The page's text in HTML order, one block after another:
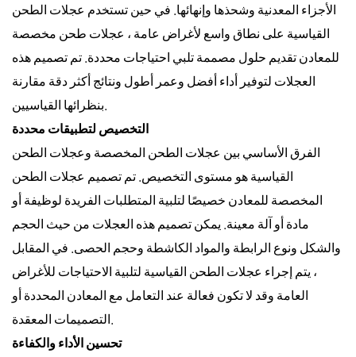
الأجزاء المعدنية وشحذها وإنهائها. في حين تستخدم عجلات الطحن
القياسية على نطاق واسع لأغراض عامة ، عجلات طحن مخصصة
للمعادن تقديم حلول مصممة تلبي احتياجات محددة. تم تصميم هذه
العجلات لتوفير أداء أفضل وعمر أطول ونتائج أكثر دقة مقارنة
التخصيص لتطبيقات محددة
الفرق الأساسي بين عجلات الطحن المخصصة وعجلات الطحن
القياسية هو مستوى التخصيص. تم تصميم عجلات الطحن
المخصصة للمعادن خصيصًا لتلبية المتطلبات الفريدة لوظيفة أو
مادة أو آلة معينة. يمكن تصميم هذه العجلات من حيث الحجم
والشكل ونوع الرابطة والمواد الكاشطة وحجم الحصى. في المقابل
، يتم إجراء عجلات الطحن القياسية لتلبية الاحتياجات للأغراض
العامة وقد لا تكون فعالة عند التعامل مع المعادن المحددة أو
تحسين الأداء والكفاءة